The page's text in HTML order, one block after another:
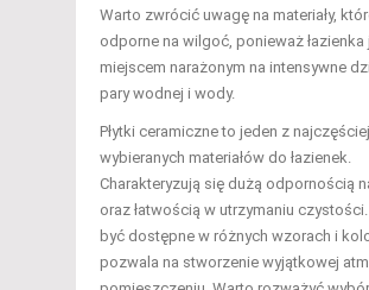
Warto zwrócić uwagę na materiały,
odporne na wilgoć, ponieważ łazienka
miejscem narażonym na intensywne
pary wodnej i wody.
Płytki ceramiczne to jeden z najczęściej
wybieranych materiałów do łazienek.
Charakteryzują się dużą odpornością
oraz łatwością w utrzymaniu
być dostępne w różnych wzorach i
pozwala na stworzenie wyjątkowej